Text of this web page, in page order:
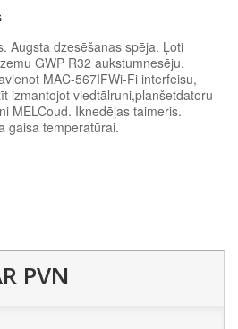
Augsta dzesēšanas spēja. Ļoti
GWP R32 aukstumnesēju.
MAC-567IFWi-Fi interfeisu,
izmantojot viedtālruni,planšetdatoru
MELCoud. Iknedēļas taimeris.
gaisa temperatūrai.
PVN